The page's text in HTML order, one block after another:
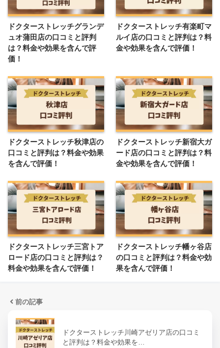
ドクターストレッチグランデ
ュオ蒲田店の口コミと評判
は？料金や効果を含んで評
価！
ドクターストレッチ有楽町マ
ルイ店の口コミと評判は？料
金や効果を含んで評価！
ドクターストレッチ秋津店の
口コミと評判は？料金や効果
を含んで評価！
ドクターストレッチ新宿大ガ
ード店の口コミと評判は？料
金や効果を含んで評価！
ドクターストレッチ三宮トア
ロード店の口コミと評判は？
料金や効果を含んで評価！
ドクターストレッチ幡ヶ谷店
の口コミと評判は？料金や効
果を含んで評価！
前の記事
ドクターストレッチ川崎アゼリア店の口コミ
と評判は？料金や効果を…